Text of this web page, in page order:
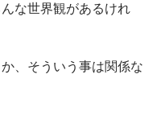
な世界観があるけれ
、そういう事は関係な